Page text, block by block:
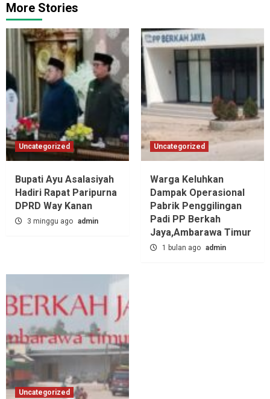
More Stories
Uncategorized
Bupati Ayu Asalasiyah
Hadiri Rapat Paripurna
DPRD Way Kanan
3 minggu ago admin
Uncategorized
Warga Keluhkan
Dampak Operasional
Pabrik Penggilingan
Padi PP Berkah
Jaya,‎Ambarawa Timur
1 bulan ago admin
Uncategorized